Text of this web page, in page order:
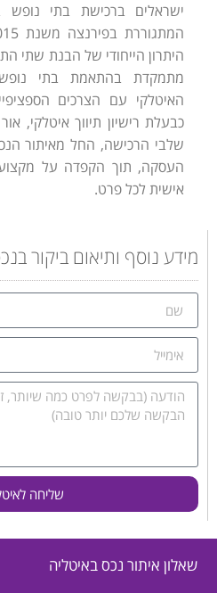
ישראלים ברכישת בתי נופש
היתרון הייחודי של הבנת שתי
מתמקדת בהתאמת בתי
האיטלקי עם הצרכים
כבעלת רישיון תיווך איטלקי,
שלבי הרכישה, החל מאיתור
העסקה, תוך הקפדה על
אישית לכל פרט.
מידע נוסף ותיאום ביקור
שליחה
שאלון איתור נכס באיטליה